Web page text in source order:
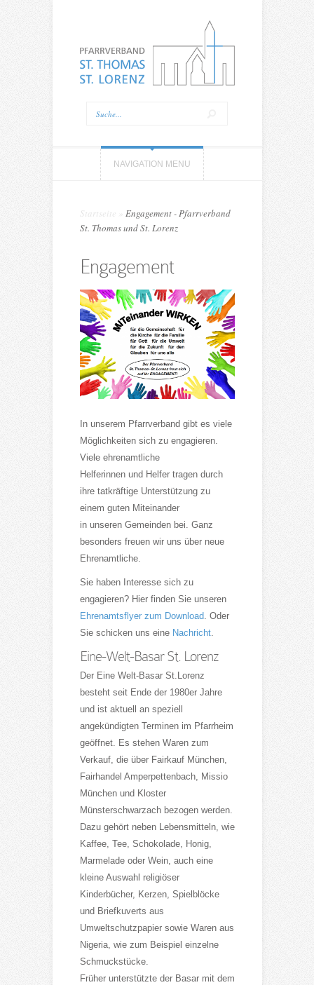
NAVIGATION MENU
Startseite
Engagement - Pfarrverband
St. Thomas und St. Lorenz
Engagement
In unserem Pfarrverband gibt es viele
Möglichkeiten sich zu engagieren.
Viele ehrenamtliche
Helferinnen und Helfer tragen durch
ihre tatkräftige Unterstützung zu
einem guten Miteinander
in unseren Gemeinden bei. Ganz
besonders freuen wir uns über neue
Ehrenamtliche.
Sie haben Interesse sich zu
engagieren? Hier finden Sie unseren
Ehrenamtsflyer zum Download. Oder
Sie schicken uns eine Nachricht.
Eine-Welt-Basar St. Lorenz
Der Eine Welt-Basar St.Lorenz
besteht seit Ende der 1980er Jahre
und ist aktuell an speziell
angekündigten Terminen im Pfarrheim
geöffnet. Es stehen Waren zum
Verkauf, die über Fairkauf München,
Fairhandel Amperpettenbach, Missio
München und Kloster
Münsterschwarzach bezogen werden.
Dazu gehört neben Lebensmitteln, wie
Kaffee, Tee, Schokolade, Honig,
Marmelade oder Wein, auch eine
kleine Auswahl religiöser
Kinderbücher, Kerzen, Spielblöcke
und Briefkuverts aus
Umweltschutzpapier sowie Waren aus
Nigeria, wie zum Beispiel einzelne
Schmuckstücke.
Früher unterstützte der Basar mit dem